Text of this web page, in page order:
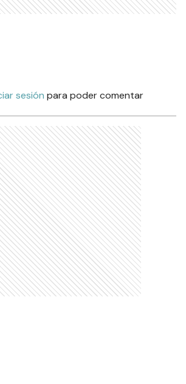
sesión para poder comentar